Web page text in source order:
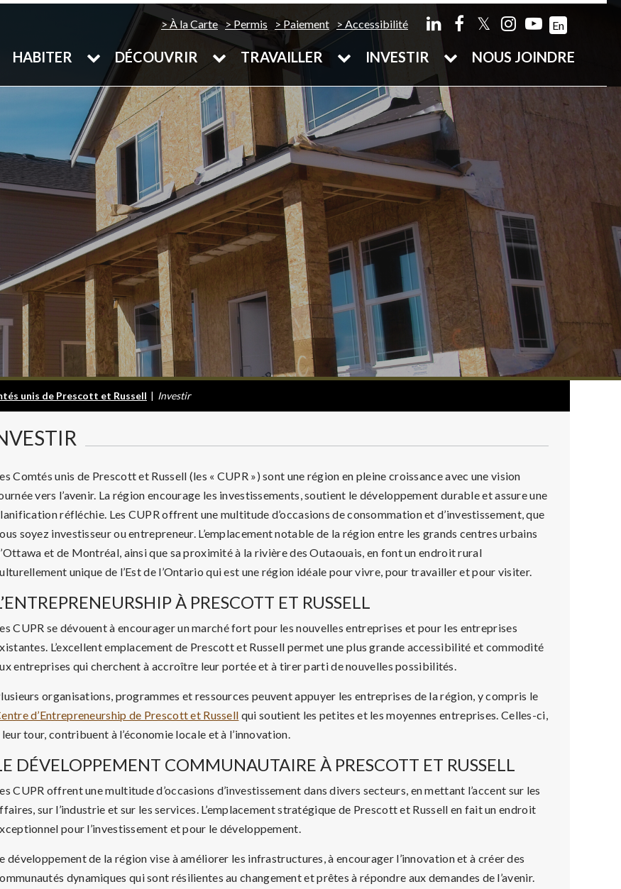
À la Carte Permis Paiement Accessibilité 𝕏 En
HABITER DÉCOUVRIR TRAVAILLER INVESTIR NOUS JOINDRE
unis de Prescott et Russell | Investir
Comtés unis de Prescott et Russell (les « CUPR ») sont une région en pleine croissance avec une vision
vers l’avenir. La région encourage les investissements, soutient le développement durable et assure une
réfléchie. Les CUPR offrent une multitude d’occasions de consommation et d’investissement, que
soyez investisseur ou entrepreneur. L’emplacement notable de la région entre les grands centres urbains
et de Montréal, ainsi que sa proximité à la rivière des Outaouais, en font un endroit rural
unique de l’Est de l’Ontario qui est une région idéale pour vivre, pour travailler et pour visiter.
À PRESCOTT ET RUSSELL
CUPR se dévouent à encourager un marché fort pour les nouvelles entreprises et pour les entreprises
L’excellent emplacement de Prescott et Russell permet une plus grande accessibilité et commodité
entreprises qui cherchent à accroître leur portée et à tirer parti de nouvelles possibilités.
organisations, programmes et ressources peuvent appuyer les entreprises de la région, y compris le
d’Entrepreneurship de Prescott et Russell qui soutient les petites et les moyennes entreprises. Celles-ci,
leur tour, contribuent à l’économie locale et à l’innovation.
DÉVELOPPEMENT COMMUNAUTAIRE À PRESCOTT ET RUSSELL
CUPR offrent une multitude d’occasions d’investissement dans divers secteurs, en mettant l’accent sur les
sur l’industrie et sur les services. L’emplacement stratégique de Prescott et Russell en fait un endroit
pour l’investissement et pour le développement.
développement de la région vise à améliorer les infrastructures, à encourager l’innovation et à créer des
dynamiques qui sont résilientes au changement et prêtes à répondre aux demandes de l’avenir.